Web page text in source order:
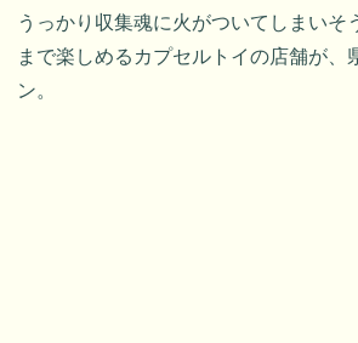
うっかり収集魂に火がついてしまいそ
まで楽しめるカプセルトイの店舗が、
ン。